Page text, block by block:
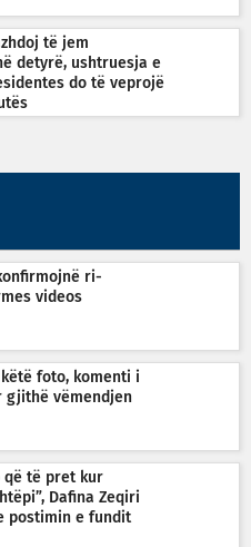
të jem
detyrë, ushtruesja e
do të veprojë
ri-
videos
foto, komenti i
gjithë vëmendjen
që të pret kur
Dafina Zeqiri
postimin e fundit